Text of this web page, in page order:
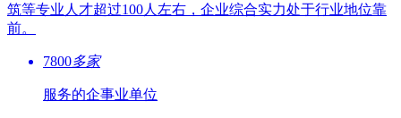
筑等专业人才超过100人左右，企业综合实力处于行业地位靠
前。
7800多家
服务的企事业单位